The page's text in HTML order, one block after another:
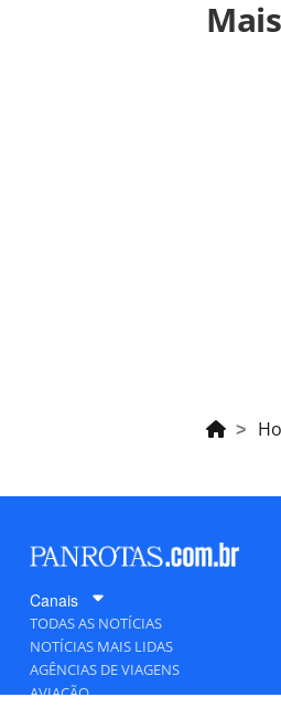
https://
portas-
direito
Canais
TODAS AS NOTÍCIAS
NOTÍCIAS MAIS LIDAS
AGÊNCIAS DE VIAGENS
AVIAÇÃO